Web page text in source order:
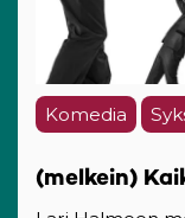
Komedia
(melkein)